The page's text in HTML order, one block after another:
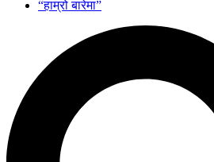
“हाम्रो बारेमा”